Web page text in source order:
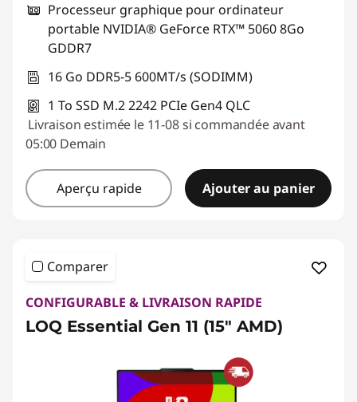
Processeur graphique pour ordinateur
portable NVIDIA® GeForce RTX™ 5060 8Go
GDDR7
16 Go DDR5-5 600MT/s (SODIMM)
1 To SSD M.2 2242 PCIe Gen4 QLC
Livraison estimée le 11-08 si commandée avant
05:00 Demain
Aperçu rapide Ajouter au panier
Comparer
CONFIGURABLE & LIVRAISON RAPIDE
LOQ Essential Gen 11 (15" AMD)